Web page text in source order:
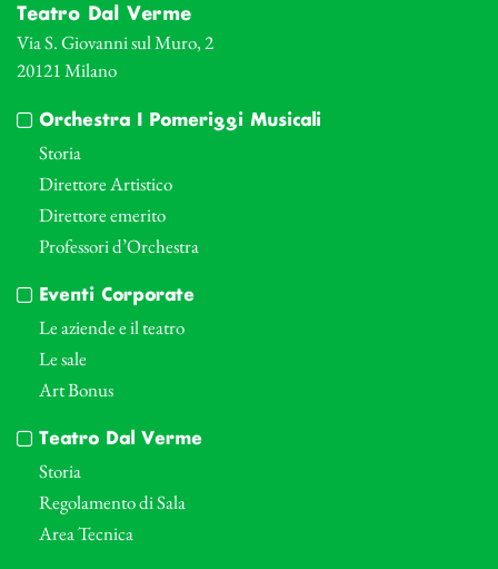
Teatro Dal Verme
Via S. Giovanni sul Muro, 2
20121 Milano
Orchestra I Pomeriggi Musicali
Storia
Direttore Artistico
Direttore emerito
Professori d’Orchestra
Eventi Corporate
Le aziende e il teatro
Le sale
Art Bonus
Teatro Dal Verme
Storia
Regolamento di Sala
Area Tecnica